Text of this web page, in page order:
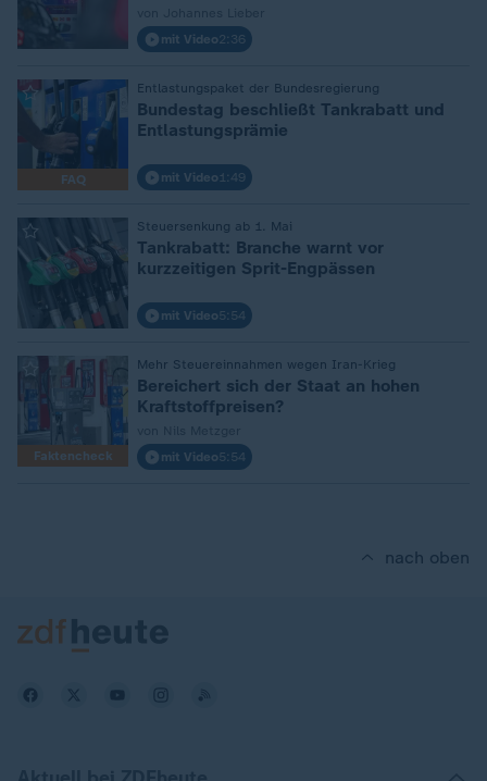
mit Video2:36
FAQ
Entlastungspaket der Bundesregierung
:
Bundestag beschließt Tankrabatt und
Entlastungsprämie
mit Video 1:49
Steuersenkung ab 1. Mai
Tankrabatt: Branche warnt vor
kurzzeitigen Sprit-Engpässen
mit Video5:54
Faktencheck
Mehr Steuereinnahmen wegen Iran-Krieg
Bereichert sich der Staat an hohen
Kraftstoffpreisen?
mit Video5:54
nach oben